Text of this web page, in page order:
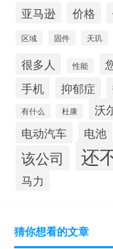
亚马逊 价格
区域 固件 天玑
很多人
性能
手机
抑郁症
有什么 杜康 沃
电动汽车
电池
该公司 还
马力
猜你想看的文章